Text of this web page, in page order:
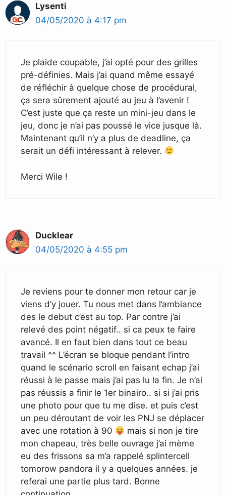
Lysenti
04/05/2020 à 4:17 pm
Je plaide coupable, j’ai opté pour des grilles
pré-définies. Mais j’ai quand même essayé
de réfléchir à quelque chose de procédural,
ça sera sûrement ajouté au jeu à l’avenir !
C’est juste que ça reste un mini-jeu dans le
jeu, donc je n’ai pas poussé le vice jusque là.
Maintenant qu’il n’y a plus de deadline, ça
serait un défi intéressant à relever.
Merci Wile !
Ducklear
04/05/2020 à 4:55 pm
Je reviens pour te donner mon retour car je
viens d’y jouer. Tu nous met dans l’ambiance
des le debut c’est au top. Par contre j’ai
relevé des point négatif.. si ca peux te faire
avancé. Il en faut bien dans tout ce beau
travail ^^ L’écran se bloque pendant l’intro
quand le scénario scroll en faisant echap j’ai
réussi à le passe mais j’ai pas lu la fin. Je n’ai
pas réussis a finir le 1er binairo.. si si j’ai pris
une photo pour que tu me dise. et puis c’est
un peu déroutant de voir les PNJ se déplacer
avec une rotation à 90
mais si non je tire
mon chapeau, très belle ouvrage j’ai mème
eu des frissons sa m’a rappelé splintercell
tomorow pandora il y a quelques années. je
referai une partie plus tard. Bonne